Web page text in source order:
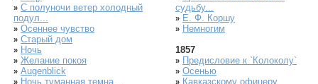
» С полуночи ветер холодный
подул...
» Осеннее чувство
» Старый дом
» Ночь
» Желание покоя
» Augenblick
» Ночь туманная темна...
судьбу...
» Е. Ф. Коршу
» Немногим
1857
» Предисловие к `Колоколу`
» Осенью
» Кавказскому офицеру